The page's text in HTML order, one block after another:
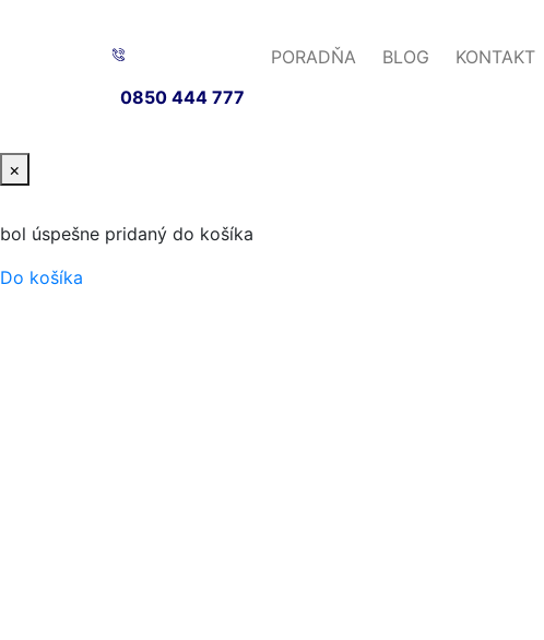
0850 444 777
PORADŇA BLOG KONTAKT
×
bol úspešne pridaný do košíka
Do košíka